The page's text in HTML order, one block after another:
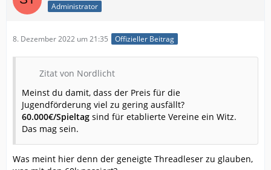
Administrator
8. Dezember 2022 um 21:35 Offizieller Beitrag
Zitat von Nordlicht
Meinst du damit, dass der Preis für die
Jugendförderung viel zu gering ausfällt?
60.000€/Spieltag sind für etablierte Vereine ein Witz.
Das mag sein.
Was meint hier denn der geneigte Threadleser zu glauben,